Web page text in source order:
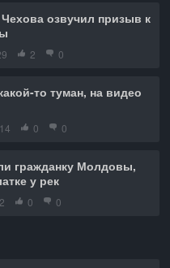
озвучил призыв к
2 0
то туман, на видео
0 0
гражданку Молдовы,
у рек
0 0